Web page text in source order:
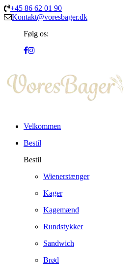
+45 86 62 01 90
Kontakt@voresbager.dk
Følg os:
Velkommen
Bestil
Bestil
Wienerstænger
Kager
Kagemænd
Rundstykker
Sandwich
Brød